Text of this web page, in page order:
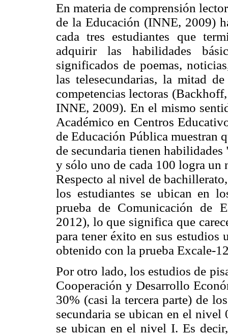
En materia de comprensión
de la Educación (INNE, 2009)
cada tres estudiantes que
adquirir las habilidades
significados de poemas,
las telesecundarias, la mitad
competencias lectoras
INNE, 2009). En el mismo
Académico en Centros
de Educación Pública muestran
de secundaria tienen
y sólo uno de cada 100 logra un
Respecto al nivel de
los estudiantes se ubican en
prueba de Comunicación de
2012), lo que significa que
para tener éxito en sus estudios
obtenido con la prueba Excale-
Por otro lado, los estudios de
Cooperación y Desarrollo
30% (casi la tercera parte) de
secundaria se ubican en el
se ubican en el nivel I. Es